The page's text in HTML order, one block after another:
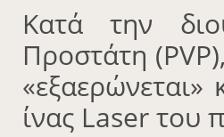
Κατά την
Προστάτη
«εξαερώνεται»
ίνας Laser του